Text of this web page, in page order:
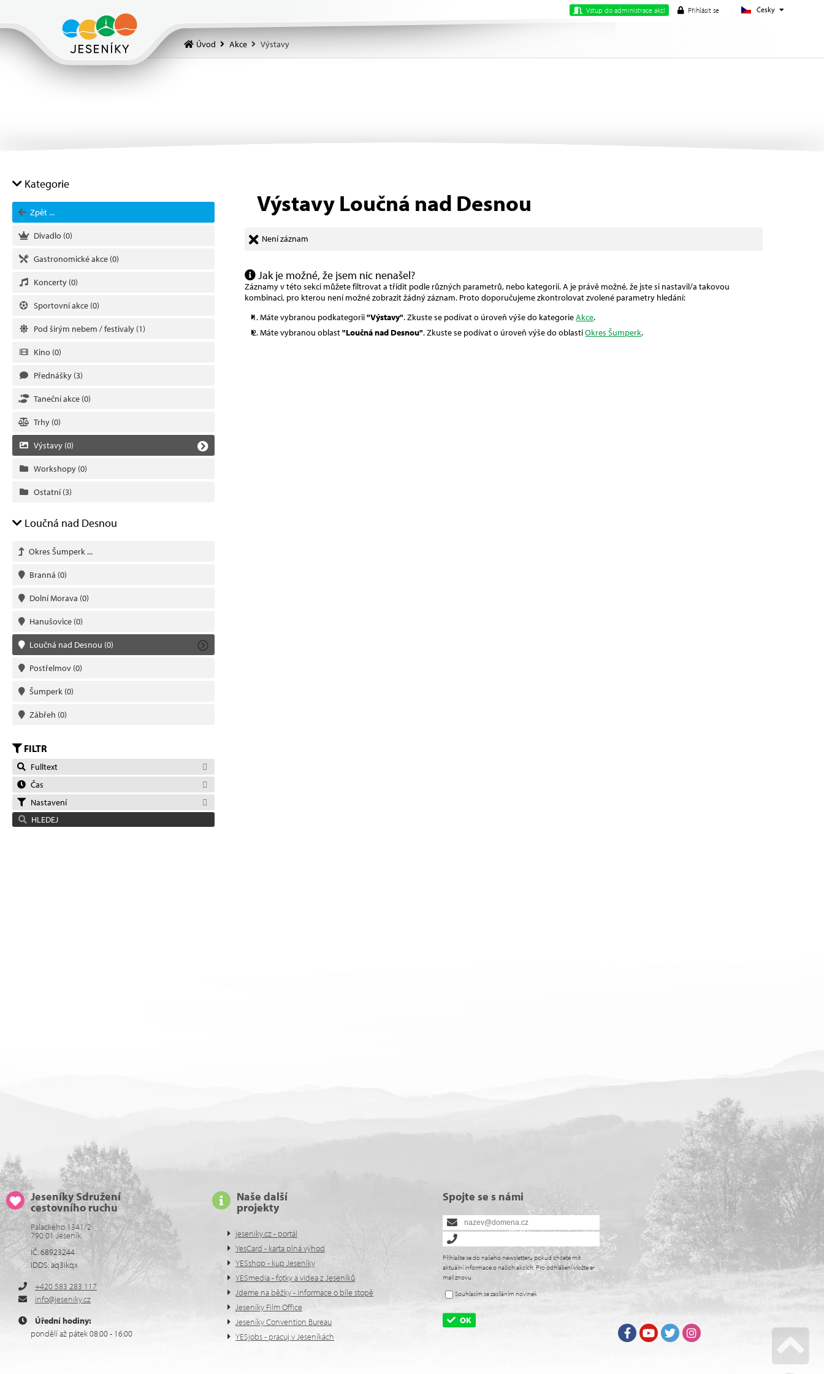
Česky
Vstup do administrace akcí Přihlásit se
Úvod Akce Výstavy
Kategorie
Zpět ...
Divadlo (0)
Gastronomické akce (0)
Koncerty (0)
Sportovní akce (0)
Pod širým nebem / festivaly (1)
Kino (0)
Přednášky (3)
Taneční akce (0)
Trhy (0)
Výstavy (0)
Workshopy (0)
Ostatní(3)
Loučná nad Desnou
Okres Šumperk ...
Branná (0)
Dolní Morava (0)
Hanušovice (0)
Loučná nad Desnou (0)
Postřelmov (0)
Šumperk (0)
Zábřeh (0)
FILTR
Fulltext
Čas
Nastavení
HLEDEJ
Výstavy Loučná nad Desnou
Není záznam
Jak je možné, že jsem nic nenašel?
Záznamy v této sekci můžete filtrovat a třídit podle různých parametrů, nebo kategorií. A je právě možné, že jste si nastavil/a takovou
kombinaci, pro kterou není možné zobrazit žádný záznam. Proto doporučujeme zkontrolovat zvolené parametry hledání:
Máte vybranou podkategorii"Výstavy". Zkuste se podívat o úroveň výše do kategorieAkce.
Máte vybranou oblast"Loučná nad Desnou". Zkuste se podívat o úroveň výše do oblastiOkres Šumperk.
Jeseníky Sdružení
cestovního ruchu
Palackého 1341/2
790 01 Jeseník
IČ: 68923244
IDDS: aq3ikqx
+420 583 283 117
info@jeseniky.cz
Úřední hodiny:
pondělí až pátek 08:00 - 16:00
Naše další
projekty
jeseniky.cz - portál
YesCard - karta plná výhod
YESshop - kup Jeseníky
YESmedia - fotky a videa z Jeseníků
Jdeme na běžky - informace o bíle stopě
Jeseníky Film Office
Jeseníky Convention Bureau
YESjobs - pracuj v Jeseníkách
Spojte se s námi
Přihlašte se do našeho newsletteru pokud chcete mít
aktuální informace o našich akcích. Pro odhlášení vložte e-
mail znovu.
Souhlasím se zasíláním novinek
OK
FacebookYoutube Twitter